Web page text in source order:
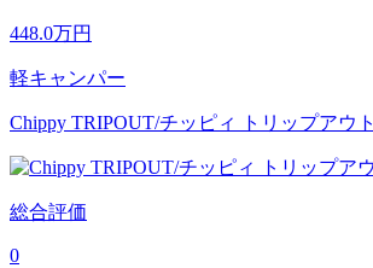
448.0万円
軽キャンパー
Chippy TRIPOUT/チッピィ トリップアウト
総合評価
0